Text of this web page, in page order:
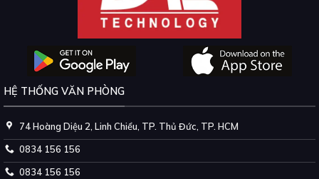
HỆ THỐNG VĂN PHÒNG
74 Hoàng Diệu 2, Linh Chiểu, TP. Thủ Đức, TP. HCM
0834 156 156
0834 156 156